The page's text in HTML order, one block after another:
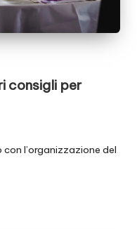
consigli per
con l’organizzazione del